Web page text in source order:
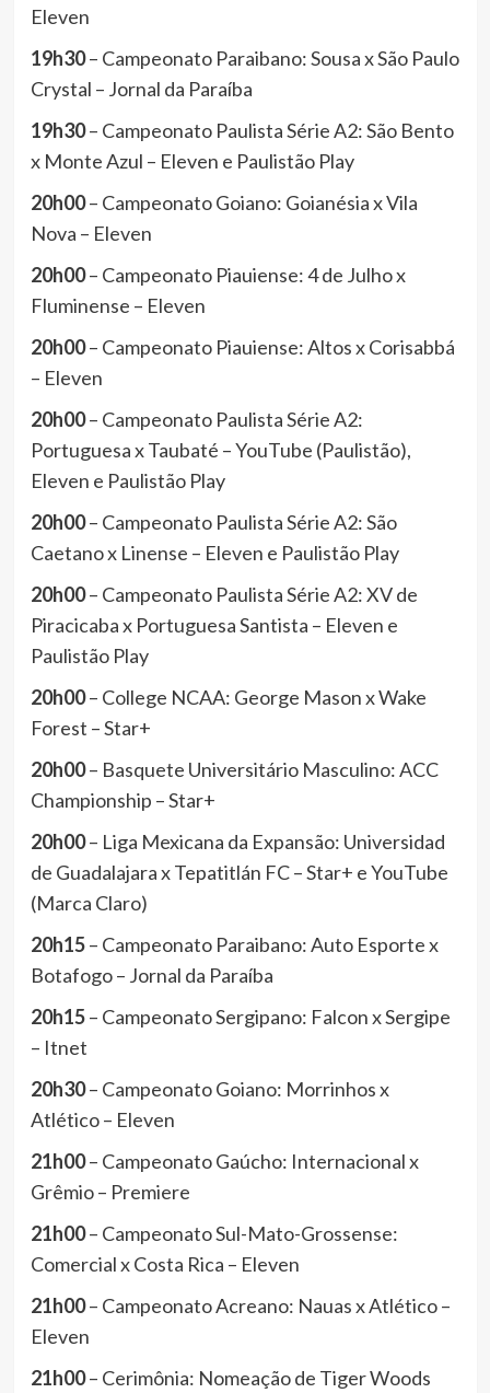
Eleven
19h30– Campeonato Paraibano: Sousa x São Paulo
Crystal – Jornal da Paraíba
19h30– Campeonato Paulista Série A2: São Bento
x Monte Azul – Eleven e Paulistão Play
20h00– Campeonato Goiano: Goianésia x Vila
Nova – Eleven
20h00– Campeonato Piauiense: 4 de Julho x
Fluminense – Eleven
20h00– Campeonato Piauiense: Altos x Corisabbá
– Eleven
20h00– Campeonato Paulista Série A2:
Portuguesa x Taubaté – YouTube (Paulistão),
Eleven e Paulistão Play
20h00– Campeonato Paulista Série A2: São
Caetano x Linense – Eleven e Paulistão Play
20h00– Campeonato Paulista Série A2: XV de
Piracicaba x Portuguesa Santista – Eleven e
Paulistão Play
20h00– College NCAA: George Mason x Wake
Forest – Star+
20h00– Basquete Universitário Masculino: ACC
Championship – Star+
20h00– Liga Mexicana da Expansão: Universidad
de Guadalajara x Tepatitlán FC – Star+ e YouTube
(Marca Claro)
20h15– Campeonato Paraibano: Auto Esporte x
Botafogo – Jornal da Paraíba
20h15– Campeonato Sergipano: Falcon x Sergipe
– Itnet
20h30– Campeonato Goiano: Morrinhos x
Atlético – Eleven
21h00– Campeonato Gaúcho: Internacional x
Grêmio – Premiere
21h00– Campeonato Sul-Mato-Grossense:
Comercial x Costa Rica – Eleven
21h00– Campeonato Acreano: Nauas x Atlético –
Eleven
21h00– Cerimônia: Nomeação de Tiger Woods